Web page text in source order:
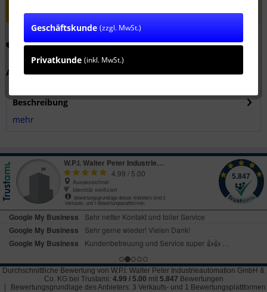
Merken Empfehlen
Artikel-Nr.: SW10106
Beschreibung
mehr
Durchschnittliche Bewertung von W.P.I. Walter Peter Industrieautomation GmbH &
Co. KG bei Trustami: 4.99 / 5.00 mit 5.847 Bewertungen
Bewertungsgrundlage des Anbieters: 3 Verkaufs- und 1 Bewertungsplattformen
Geschäftskunde (zzgl. MwSt.)
Privatkunde (inkl. MwSt.)